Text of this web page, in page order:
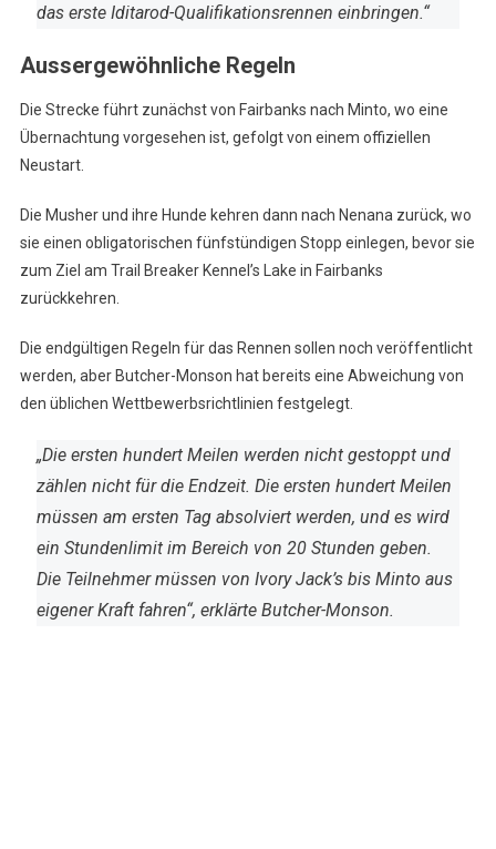
das erste Iditarod-Qualifikationsrennen einbringen.“
Aussergewöhnliche Regeln
Die Strecke führt zunächst von Fairbanks nach Minto, wo eine
Übernachtung vorgesehen ist, gefolgt von einem offiziellen
Neustart.
Die Musher und ihre Hunde kehren dann nach Nenana zurück, wo
sie einen obligatorischen fünfstündigen Stopp einlegen, bevor sie
zum Ziel am Trail Breaker Kennel’s Lake in Fairbanks
zurückkehren.
Die endgültigen Regeln für das Rennen sollen noch veröffentlicht
werden, aber Butcher-Monson hat bereits eine Abweichung von
den üblichen Wettbewerbsrichtlinien festgelegt.
„Die ersten hundert Meilen werden nicht gestoppt und
zählen nicht für die Endzeit. Die ersten hundert Meilen
müssen am ersten Tag absolviert werden, und es wird
ein Stundenlimit im Bereich von 20 Stunden geben.
Die Teilnehmer müssen von Ivory Jack’s bis Minto aus
eigener Kraft fahren“, erklärte Butcher-Monson.